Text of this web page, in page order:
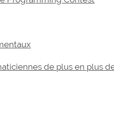
de plus en plus